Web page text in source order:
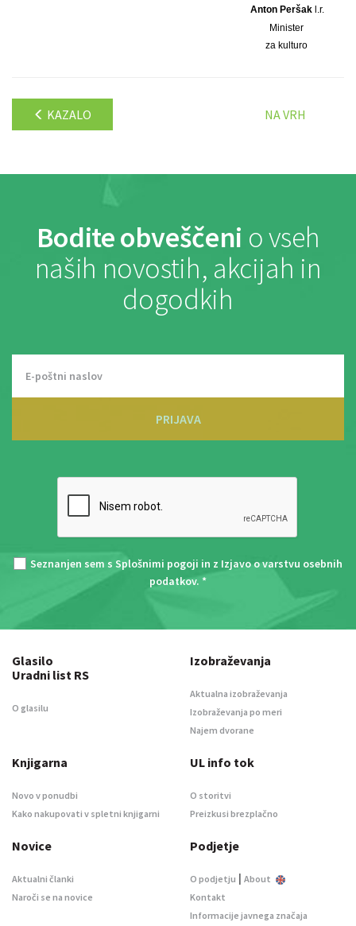
Anton Peršak l.r.
Minister
za kulturo
KAZALO NA VRH
Bodite obveščeni o vseh
naših novostih, akcijah in
dogodkih
PRIJAVA
Seznanjen sem s Splošnimi pogoji in z Izjavo o varstvu osebnih
podatkov. *
Glasilo
Uradni list RS
O glasilu
Izobraževanja
Aktualna izobraževanja
Izobraževanja po meri
Najem dvorane
Knjigarna
Novo v ponudbi
Kako nakupovati v spletni knjigarni
UL info tok
O storitvi
Preizkusi brezplačno
Novice
Aktualni članki
Naroči se na novice
Podjetje
O podjetju | About
Kontakt
Informacije javnega značaja